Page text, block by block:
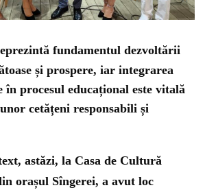
fundamentul dezvoltării
și prospere, iar integrarea
în procesul educațional este vitală
cetățeni responsabili și
astăzi, la Casa de Cultură
orașul Sîngerei, a avut loc